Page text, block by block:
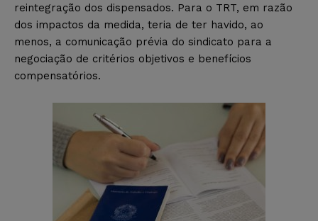
reintegração dos dispensados. Para o TRT, em razão
dos impactos da medida, teria de ter havido, ao
menos, a comunicação prévia do sindicato para a
negociação de critérios objetivos e benefícios
compensatórios.